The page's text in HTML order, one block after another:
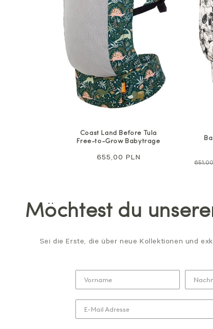
Coast Land Before Tula
Free-to-Grow Babytrage
Regulärer
655,00 PLN
Möchtest du
Sei die Erste, die über neue Kollektionen und